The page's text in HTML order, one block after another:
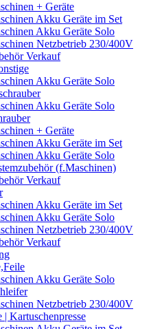
+ Geräte
Akku Geräte im Set
Akku Geräte Solo
Netzbetrieb 230/400V
Verkauf
Akku Geräte Solo
Akku Geräte Solo
+ Geräte
Akku Geräte im Set
Akku Geräte Solo
(f.Maschinen)
Verkauf
Akku Geräte im Set
Akku Geräte Solo
Netzbetrieb 230/400V
Verkauf
Akku Geräte Solo
Netzbetrieb 230/400V
| Kartuschenpresse